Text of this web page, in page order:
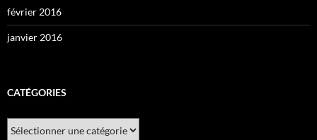
février 2016
janvier 2016
CATÉGORIES